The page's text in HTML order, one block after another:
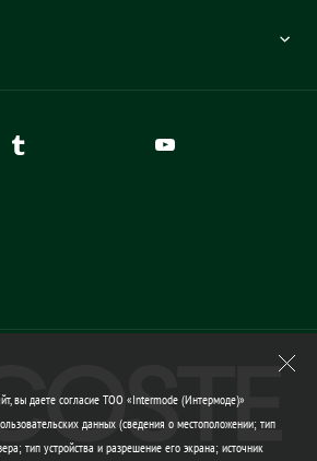
вы даете согласие ТОО «Intermode (Интермоде)»
данных (сведения о местоположении; тип
тип устройства и разрешение его экрана; источник